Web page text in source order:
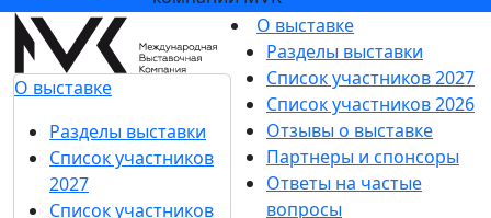
О выставке
Разделы выставки
Список участников
2027
Список участников
О выставке
Разделы выставки
Список участников 2027
Список участников 2026
Отзывы о выставке
Партнеры и спонсоры
Ответы на частые
вопросы